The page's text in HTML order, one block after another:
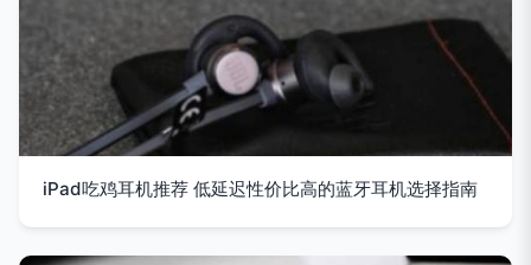
iPad吃鸡耳机推荐 低延迟性价比高的蓝牙耳机选择指南